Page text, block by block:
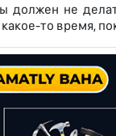
не
то время,